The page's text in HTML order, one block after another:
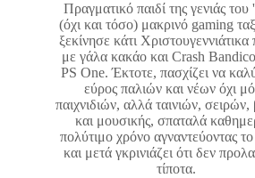
Πραγματικό παιδί της γενιάς του
(όχι και τόσο) μακρινό gaming
ξεκίνησε κάτι Χριστουγεννιάτικα
με γάλα κακάο και Crash
PS One. Έκτοτε, πασχίζει να
εύρος παλιών και νέων όχι
παιχνιδιών, αλλά ταινιών, σειρών,
και μουσικής, σπαταλά
πολύτιμο χρόνο αγναντεύοντας το
και μετά γκρινιάζει ότι δεν
τίποτα.